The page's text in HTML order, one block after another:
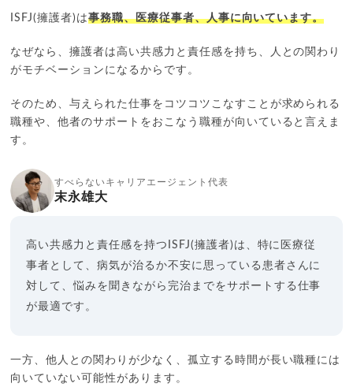
ISFJ(擁護者)は事務職、医療従事者、人事に向いています。
なぜなら、擁護者は高い共感力と責任感を持ち、人との関わり
がモチベーションになるからです。
そのため、与えられた仕事をコツコツこなすことが求められる
職種や、他者のサポートをおこなう職種が向いていると言えま
す。
すべらないキャリアエージェント代表
末永雄大
高い共感力と責任感を持つISFJ(擁護者)は、特に医療従
事者として、病気が治るか不安に思っている患者さんに
対して、悩みを聞きながら完治までをサポートする仕事
が最適です。
一方、他人との関わりが少なく、孤立する時間が長い職種には
向いていない可能性があります。